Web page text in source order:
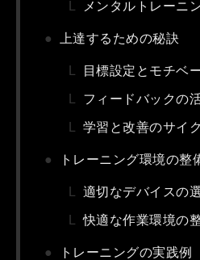
メンタルトレーニ
上達するための秘訣
目標設定とモチベ
フィードバックの
学習と改善のサイ
トレーニング環境の整
適切なデバイスの
快適な作業環境の
トレーニングの実践例